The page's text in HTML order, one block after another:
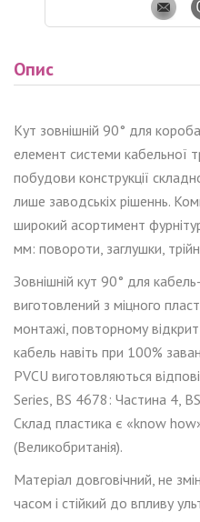
Опис
Кут зовнішній 90° для
елемент системи кабельної
побудови конструкції
лише заводськіх рішеннь.
широкий асортимент
мм: повороти, заглушки
Зовнішній кут 90° для
виготовлений ​​з міцного
монтажі, повторному
кабель навіть при 100%
PVCU виготовляються
Series, BS 4678: Частина 4,
Склад пластика є «know
(Великобританія).
Матеріал довговічний, не
часом і стійкий до впливу